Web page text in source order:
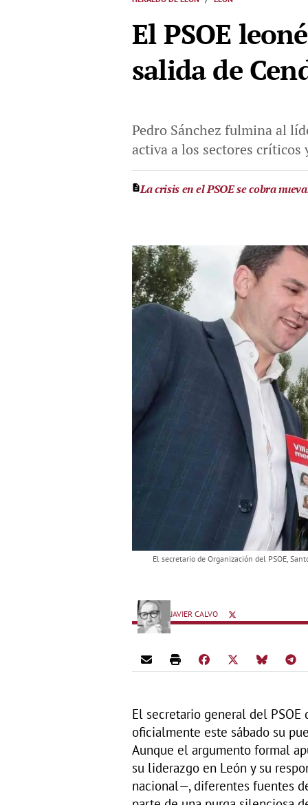
El PSOE
salida de
Pedro Sánchez fulmina al
activa a los sectores críticos
La crisis en el PSOE se cobra
El secretario de Organización del PSOE,
JAVIER CALVO
El secretario general del PSOE
oficialmente este sábado su
Aunque el argumento formal
su liderazgo en León y su
nacional—, diferentes fuentes